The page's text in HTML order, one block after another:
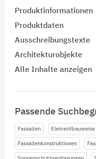
Produktinformationen
Produktdaten
Ausschreibungstexte
Architekturobjekte
Alle Inhalte anzeigen
Passende
Fassaden Elementbauweise
Fassadenkonstruktionen